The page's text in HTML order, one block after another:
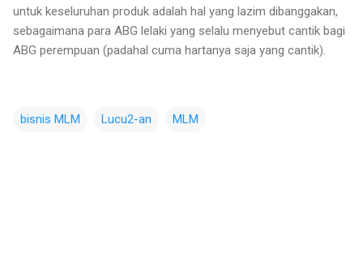
untuk keseluruhan produk adalah hal yang lazim dibanggakan,
sebagaimana para ABG lelaki yang selalu menyebut cantik bagi
ABG perempuan (padahal cuma hartanya saja yang cantik).
bisnis MLM Lucu2-an MLM